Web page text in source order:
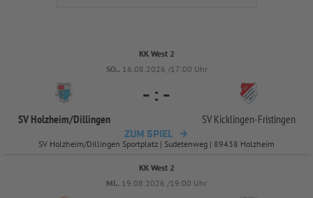
KK West 2
SO.. 16.08.2026 /17:00 Uhr
SV Holzheim/Dillingen
- : -
SV Kicklingen-Fristingen
ZUM SPIEL
SV Holzheim/Dillingen Sportplatz | Sudetenweg | 89438 Holzheim
KK West 2
MI.. 19.08.2026 /19:00 Uhr